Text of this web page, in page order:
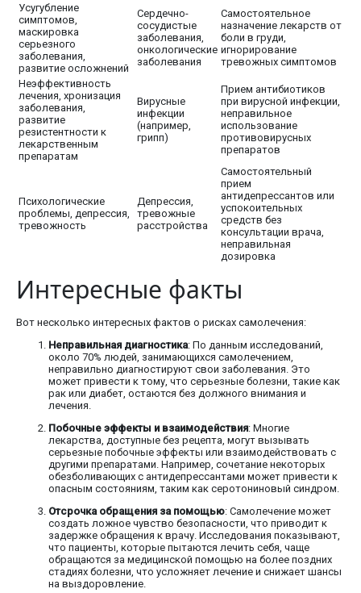
Усугубление
симптомов,
маскировка
серьезного
заболевания,
развитие осложнений
Сердечно-
сосудистые
заболевания,
онкологические
заболевания
Самостоятельное
назначение лекарств от
боли в груди,
игнорирование
тревожных симптомов
Неэффективность
лечения, хронизация
заболевания,
развитие
резистентности к
лекарственным
препаратам
Вирусные
инфекции
(например,
грипп)
Прием антибиотиков
при вирусной инфекции,
неправильное
использование
противовирусных
препаратов
Психологические
проблемы, депрессия,
тревожность
Депрессия,
тревожные
расстройства
Самостоятельный
прием
антидепрессантов или
успокоительных
средств без
консультации врача,
неправильная
дозировка
Интересные факты
Вот несколько интересных фактов о рисках самолечения:
Неправильная диагностика: По данным исследований,
около 70% людей, занимающихся самолечением,
неправильно диагностируют свои заболевания. Это
может привести к тому, что серьезные болезни, такие как
рак или диабет, остаются без должного внимания и
лечения.
Побочные эффекты и взаимодействия: Многие
лекарства, доступные без рецепта, могут вызывать
серьезные побочные эффекты или взаимодействовать с
другими препаратами. Например, сочетание некоторых
обезболивающих с антидепрессантами может привести к
опасным состояниям, таким как серотониновый синдром.
Отсрочка обращения за помощью: Самолечение может
создать ложное чувство безопасности, что приводит к
задержке обращения к врачу. Исследования показывают,
что пациенты, которые пытаются лечить себя, чаще
обращаются за медицинской помощью на более поздних
стадиях болезни, что усложняет лечение и снижает шансы
на выздоровление.